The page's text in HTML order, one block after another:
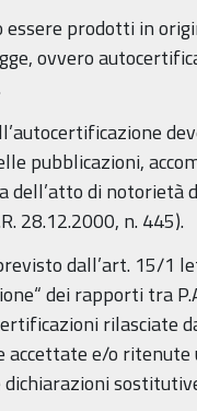
prodotti in
ovvero
pubblicazioni,
dell’atto di notorietà
28.12.2000, n. 445).
dall’art. 15/1
dei rapporti tra
rilasciate
accettate e/o